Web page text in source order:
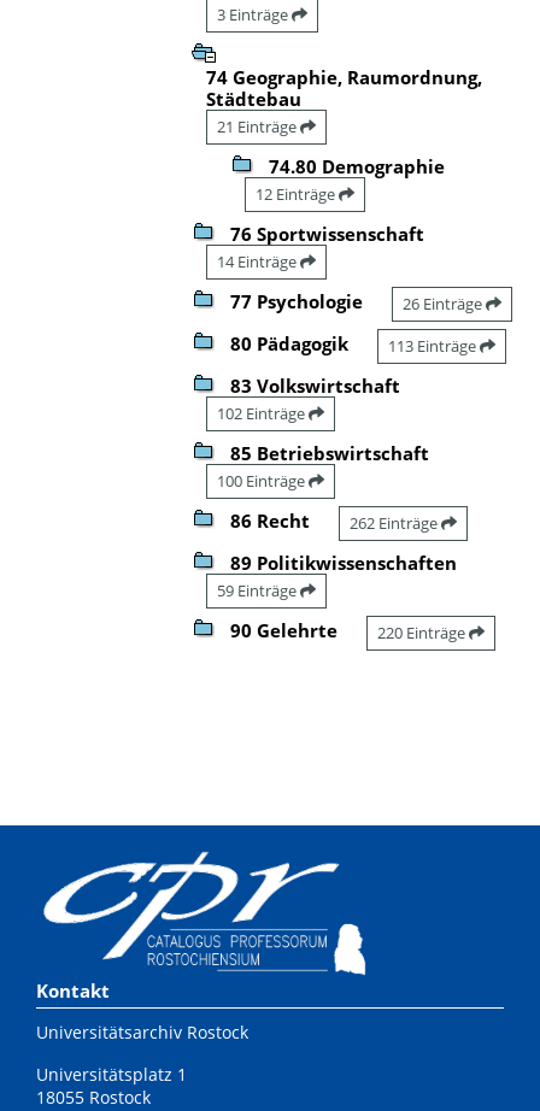
3 Einträge
74 Geographie, Raumordnung,
Städtebau
21 Einträge
74.80 Demographie
12 Einträge
76 Sportwissenschaft
14 Einträge
77 Psychologie 26 Einträge
80 Pädagogik 113 Einträge
83 Volkswirtschaft
102 Einträge
85 Betriebswirtschaft
100 Einträge
86 Recht 262 Einträge
89 Politikwissenschaften
59 Einträge
90 Gelehrte 220 Einträge
Kontakt
Universitätsarchiv Rostock
Universitätsplatz 1
18055 Rostock